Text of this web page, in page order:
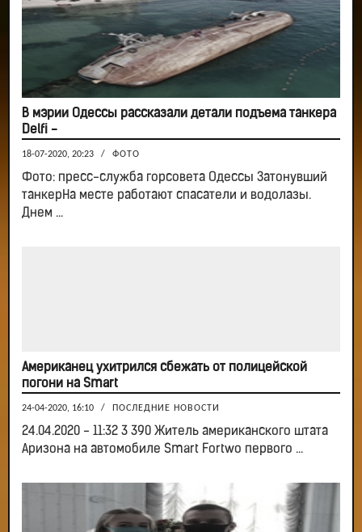
В мэрии Одессы рассказали детали подъема танкера
Delfi -
18-07-2020, 20:23 / ФОТО
Фото: пресс-служба горсовета Одессы Затонувший
танкерНа месте работают спасатели и водолазы.
Днем ...
Американец ухитрился сбежать от полицейской
погони на Smart
24-04-2020, 16:10 / ПОСЛЕДНИЕ НОВОСТИ
24.04.2020 - 11:32 3 390 Житель американского штата
Аризона на автомобиле Smart Fortwo первого ...